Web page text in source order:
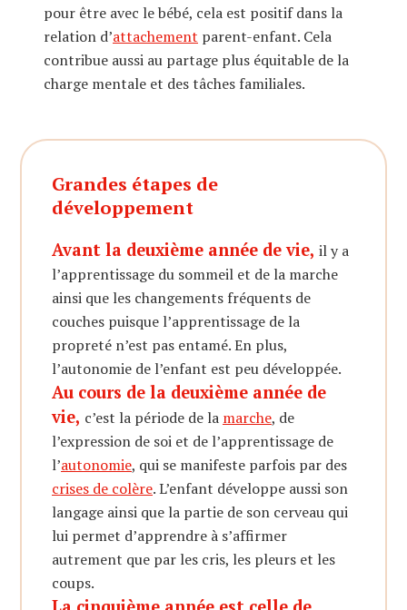
pour être avec le bébé, cela est positif dans la
relation d’attachement parent-enfant. Cela
contribue aussi au partage plus équitable de la
charge mentale et des tâches familiales.
Grandes étapes de
développement
Avant la deuxième année de vie, il y a
l’apprentissage du sommeil et de la marche
ainsi que les changements fréquents de
couches puisque l’apprentissage de la
propreté n’est pas entamé. En plus,
l’autonomie de l’enfant est peu développée.
Au cours de la deuxième année de
vie, c’est la période de la marche, de
l’expression de soi et de l’apprentissage de
l’autonomie, qui se manifeste parfois par des
crises de colère. L’enfant développe aussi son
langage ainsi que la partie de son cerveau qui
lui permet d’apprendre à s’affirmer
autrement que par les cris, les pleurs et les
coups.